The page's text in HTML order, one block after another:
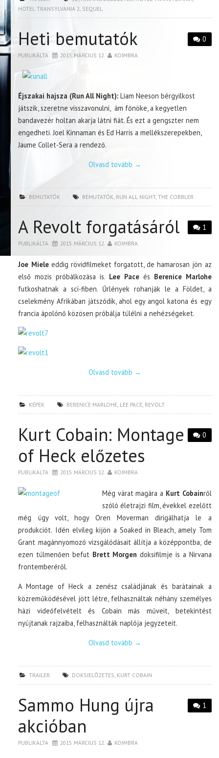
HOTEL TRANSYLVANIA 2, SEQUEL
0
Heti bemutatók
PUBLIKÁLTA 2015. MÁRCIUS 12. KOIMBRA
Éjszakai hajsza (Run All Night): Liam Neeson bérgyilkost
játszik, szeretne visszavonulni, ám főnöke, a kegyetlen
bandavezér holtan akarja látni fiát. És ezt a gengszter nem
engedheti. Joel Kinnaman és Ed Harris a mellékszerepekben,
Jaume Collet-Sera a rendező.
Olvasd tovább →
BEMUTATÓK BEMUTATÓK, RUN ALL NIGHT,THE COBBLER
1
A Revolt forgatásáról
PUBLIKÁLTA 2015. MÁRCIUS 12. KOIMBRA
Joe Mieleeddig rövidfilmeket forgatott, de hamarosan jön az
első mozis próbálkozása is. Lee Paceés Berenice Marlohe
futkoshatnak a sci-fiben. Űrlények rohanják le a Földet, a
cselekmény Afrikában játszódik, ahol egy angol katona és egy
francia ápolónő közösen próbálja túlélni a nehézségeket.
Olvasd tovább →
KÉPEK BERENICE MARLOHE, LEE PACE, REVOLT
0
Kurt Cobain: Montage
of Heck előzetes
PUBLIKÁLTA 2015. MÁRCIUS 12. KOIMBRA
Még várat magára a Kurt Cobainről
szóló életrajzi film, évekkel ezelőtt
még úgy volt, hogy Oren Moverman dirigálhatja le a
produkciót. Idén elvileg kijön a Soaked in Bleach, amely Tom
Grant magánnyomozó vizsgálódásait állítja a középpontba, de
ezen túlmenően befut Brett Morgen doksifilmje is a Nirvana
frontemberéről.
A Montage of Heck a zenész családjának és barátainak a
közreműködésével jött létre, felhasználtak néhány személyes
házi videófelvételt és Cobain más műveit, betekintést
nyújtanak rajzaiba, felhasználták naplója jegyzeteit.
Olvasd tovább →
TRAILER DOKSIELŐZETES, KURT COBAIN
1
Sammo Hung újra
akcióban
PUBLIKÁLTA 2015. MÁRCIUS 12. KOIMBRA